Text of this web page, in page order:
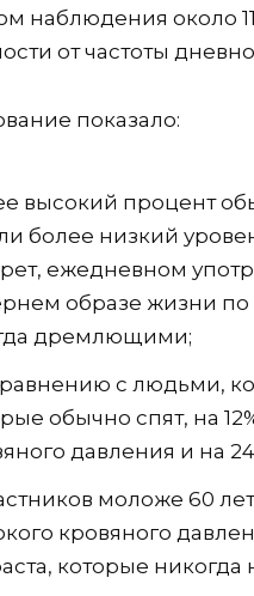
наблюдения около
от частоты
показало:
высокий процент
более низкий
ежедневном
образе жизни
дремлющими;
с людьми,
обычно спят, на
давления и на
моложе 60
кровяного
которые никогда